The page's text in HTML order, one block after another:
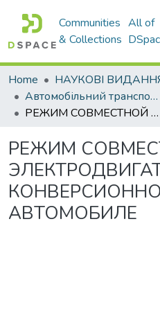
Communities
& Collections
All of
Home
Автомобільний транспорт / Автомобильный транспорт
РЕЖИМ СОВМЕСТНОЙ РАБОТЫ ЭЛЕКТРОДВИГАТЕЛЯ И ДВС В КОНВЕРСИОННОМ ГИБРИДНОМ АВТОМОБИЛЕ
РЕЖИМ
АВТОМОБИЛЕ